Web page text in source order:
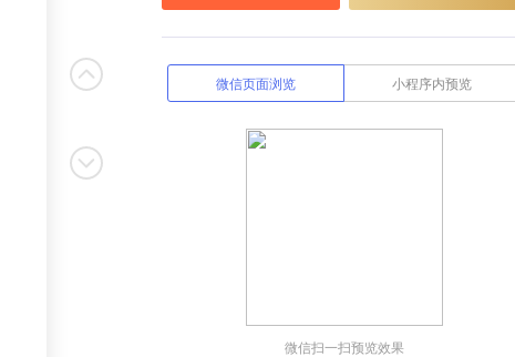
微信页面浏览 小程序内预览
微信扫一扫预览效果